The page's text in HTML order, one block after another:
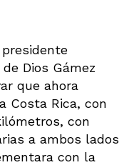
presidente
Dios Gámez
que ahora
Costa Rica, con
con
a ambos lados
con la